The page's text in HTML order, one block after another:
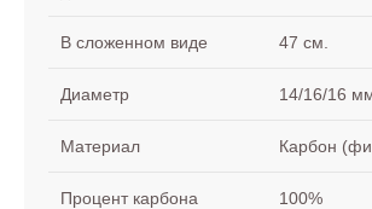
В сложенном виде 47 см.
Диаметр 14/16/16
Материал Карбон
Процент карбона 100%